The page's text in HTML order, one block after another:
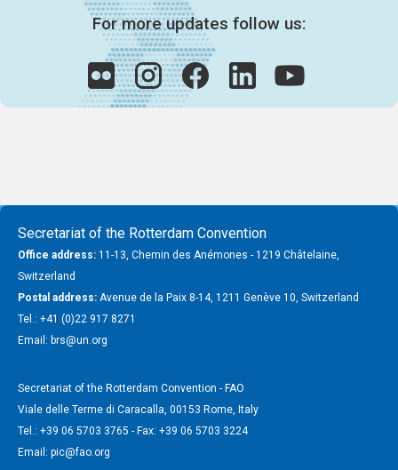
For more updates follow us:
Secretariat of the Rotterdam Convention
Office address: 11-13, Chemin des Anémones - 1219 Châtelaine,
Switzerland
Postal address: Avenue de la Paix 8-14, 1211 Genève 10, Switzerland
Tel.: +41 (0)22 917 8271
Email: brs@un.org
Secretariat of the Rotterdam Convention - FAO
Viale delle Terme di Caracalla, 00153 Rome, Italy
Tel.: +39 06 5703 3765 - Fax: +39 06 5703 3224
Email: pic@fao.org